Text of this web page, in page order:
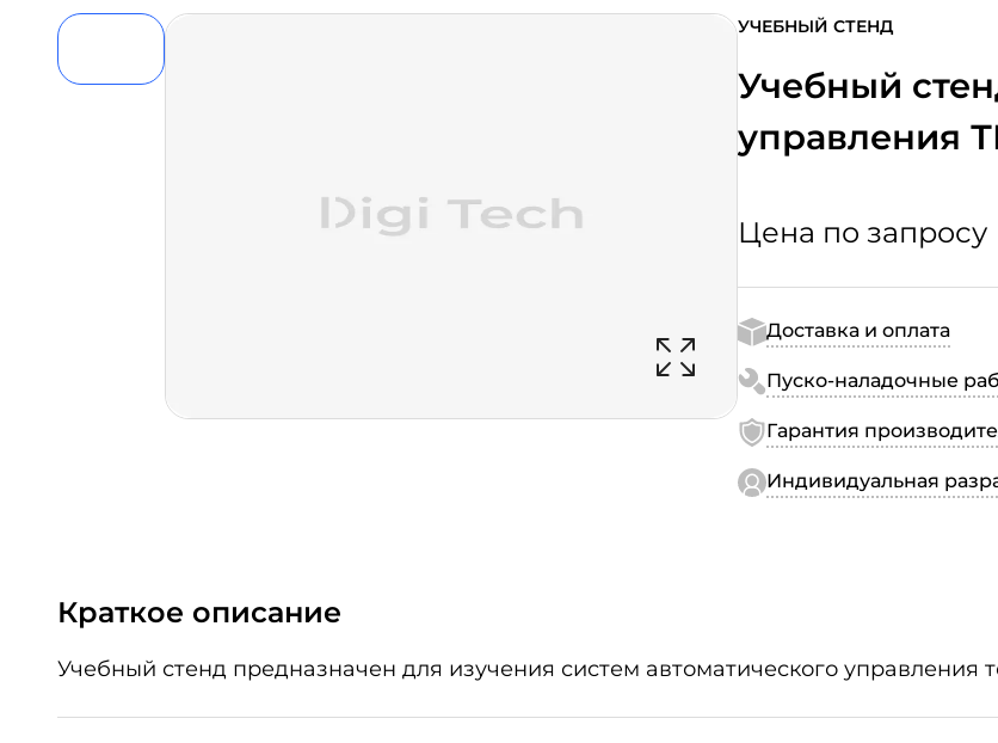
УЧЕБНЫЙ СТЕНД
Учебный
управления
Цена по запросу
Доставка и оплата
Пуско-наладочные
Гарантия
Индивидуальная
Краткое описание
Учебный стенд предназначен для изучения систем автоматического управления